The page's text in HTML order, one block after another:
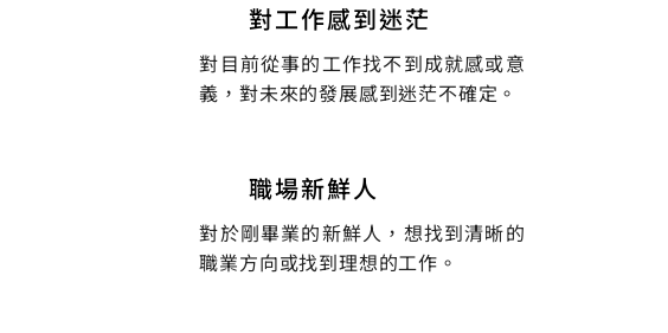
對工作感到迷茫
對目前從事的工作找不到成就感或意
義，對未來的發展感到迷茫不確定。
職場新鮮人
對於剛畢業的新鮮人，想找到清晰的
職業方向或找到理想的工作。